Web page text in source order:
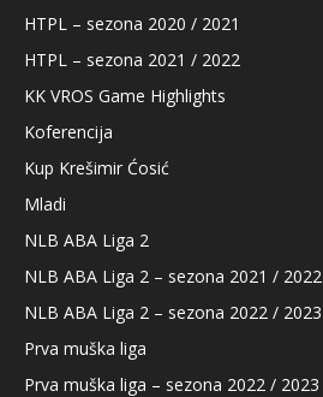
HTPL – sezona 2020 / 2021
HTPL – sezona 2021 / 2022
KK VROS Game Highlights
Koferencija
Kup Krešimir Ćosić
Mladi
NLB ABA Liga 2
NLB ABA Liga 2 – sezona 2021 / 2022
NLB ABA Liga 2 – sezona 2022 / 2023
Prva muška liga
Prva muška liga – sezona 2022 / 2023